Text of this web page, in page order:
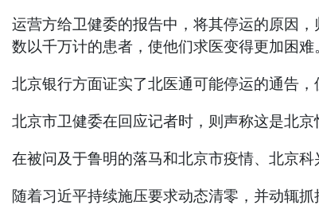
运营方给卫健委的报告中，将其停运的原因
数以千万计的患者，使他们求医变得更加困难
北京银行方面证实了北医通可能停运的通告
北京市卫健委在回应记者时，则声称这是北
在被问及于鲁明的落马和北京市疫情、北京
随着习近平持续施压要求动态清零，并动辄